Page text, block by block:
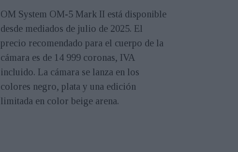
OM System OM-5 Mark II está disponible
desde mediados de julio de 2025. El
precio recomendado para el cuerpo de la
cámara es de 14 999 coronas, IVA
incluido. La cámara se lanza en los
colores negro, plata y una edición
limitada en color beige arena.